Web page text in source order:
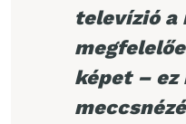
televízió a
képet – ez